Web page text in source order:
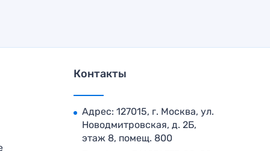
Контакты
Адрес: 127015, г. Москва, ул.
Новодмитровская, д. 2Б,
этаж 8, помещ. 800